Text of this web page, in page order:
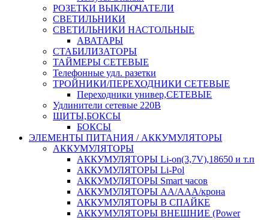
РОЗЕТКИ ВЫКЛЮЧАТЕЛИ
СВЕТИЛЬНИКИ
СВЕТИЛЬНИКИ НАСТОЛЬНЫЕ
АВАТАРЫ
СТАБИЛИЗАТОРЫ
ТАЙМЕРЫ СЕТЕВЫЕ
Телефонные удл. разетки
ТРОЙНИКИ/ПЕРЕХОДНИКИ СЕТЕВЫЕ
Переходники универ,СЕТЕВЫЕ
Удлинители сетевые 220В
ЩИТЫ,БОКСЫ
БОКСЫ
ЭЛЕМЕНТЫ ПИТАНИЯ / АККУМУЛЯТОРЫ
АККУМУЛЯТОРЫ
АККУМУЛЯТОРЫ Li-on(3,7V),18650 и т.п
АККУМУЛЯТОРЫ Li-Pol
АККУМУЛЯТОРЫ Smart часов
АККУМУЛЯТОРЫ АА/ААА/крона
АККУМУЛЯТОРЫ В СПАЙКЕ
АККУМУЛЯТОРЫ ВНЕШНИЕ (Power